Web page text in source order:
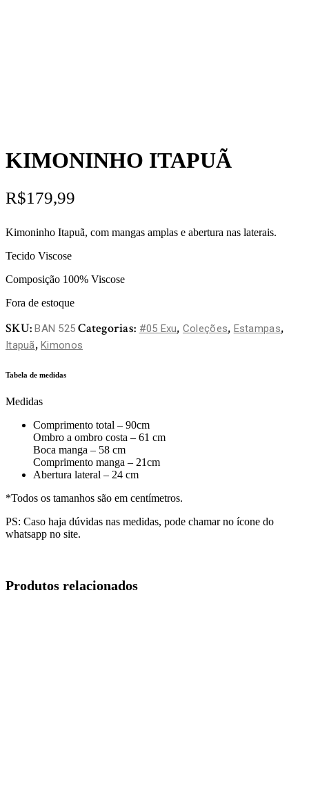
KIMONINHO ITAPUÃ
R$179,99
Kimoninho Itapuã, com mangas amplas e abertura nas laterais.
Tecido Viscose
Composição 100% Viscose
Fora de estoque
SKU:BAN 525 Categorias: #05 Exu, Coleções, Estampas,
Itapuã,Kimonos
Tabela de medidas
Medidas
Comprimento total – 90cm
Ombro a ombro costa – 61 cm
Boca manga – 58 cm
Comprimento manga – 21cm
Abertura lateral – 24 cm
*Todos os tamanhos são em centímetros.
PS: Caso haja dúvidas nas medidas, pode chamar no ícone do
whatsapp no site.
Produtos relacionados